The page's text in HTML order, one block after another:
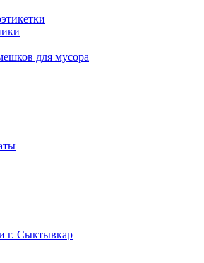
для мусора
г. Сыктывкар